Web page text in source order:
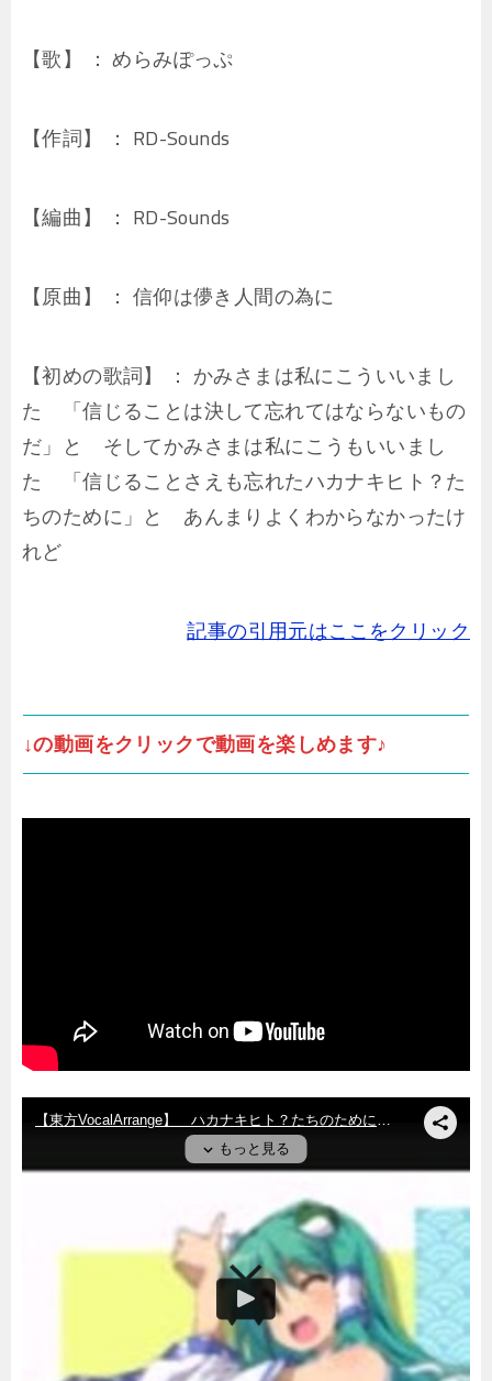
【歌】 ： めらみぽっぷ
【作詞】 ： RD-Sounds
【編曲】 ： RD-Sounds
【原曲】 ： 信仰は儚き人間の為に
【初めの歌詞】 ： かみさまは私にこういいまし
た 「信じることは決して忘れてはならないもの
だ」と そしてかみさまは私にこうもいいまし
た 「信じることさえも忘れたハカナキヒト？た
ちのために」と あんまりよくわからなかったけ
れど
記事の引用元はここをクリック
↓の動画をクリックで動画を楽しめます♪